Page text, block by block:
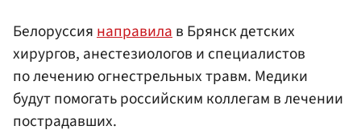
Белоруссиянаправилав Брянск детских
хирургов, анестезиологов и специалистов
по лечению огнестрельных травм. Медики
будут помогать российским коллегам в лечении
пострадавших.